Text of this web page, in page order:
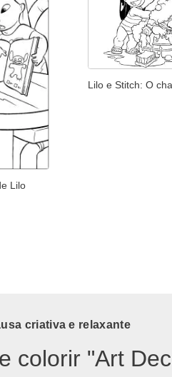
Lilo
Lilo e Stitch: O
criativa e relaxante
colorir "Art